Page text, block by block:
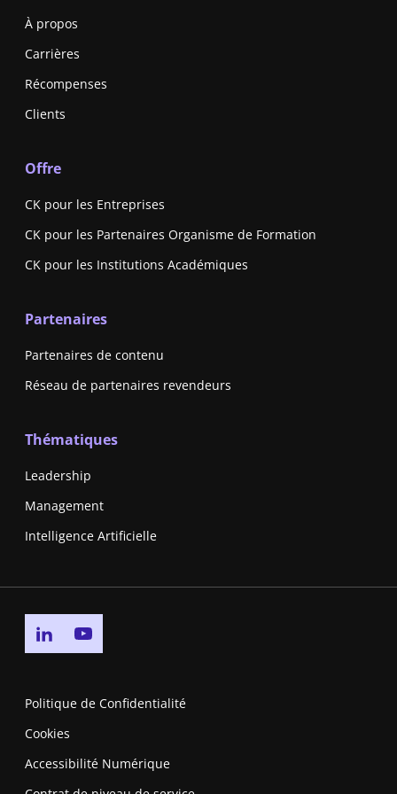
À propos
Carrières
Récompenses
Clients
Offre
CK pour les Entreprises
CK pour les Partenaires Organisme de Formation
CK pour les Institutions Académiques
Partenaires
Partenaires de contenu
Réseau de partenaires revendeurs
Thématiques
Leadership
Management
Intelligence Artificielle
Go to linkedin page
Politique de Confidentialité
Cookies
Accessibilité Numérique